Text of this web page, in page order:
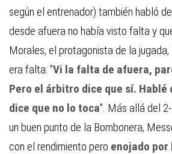
según el entrenador) también habló
desde afuera no había visto falta y
Morales, el protagonista de la jugada,
era falta: "Vi la falta de afuera,
Pero el árbitro dice que sí. Hablé
dice que no lo toca". Más allá del
un buen punto de la Bombonera,
con el rendimiento pero enojado